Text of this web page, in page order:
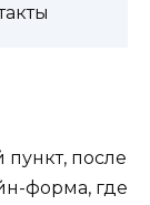
после
форма, где